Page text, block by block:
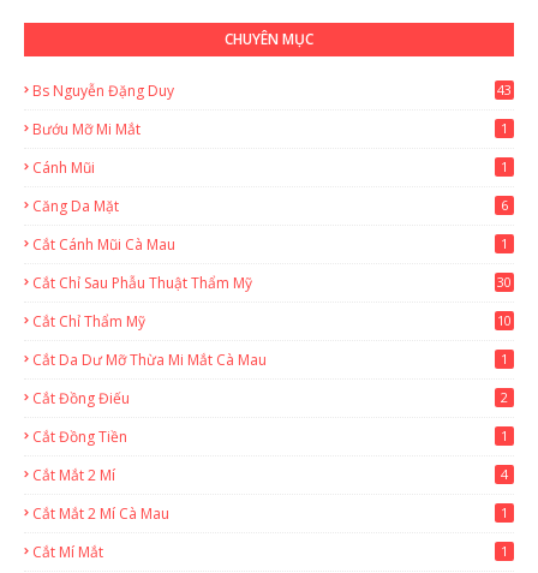
CHUYÊN MỤC
Bs Nguyễn Đặng Duy
43
Bướu Mỡ Mi Mắt 1
Cánh Mũi 1
Căng Da Mặt 6
Cắt Cánh Mũi Cà Mau 1
Cắt Chỉ Sau Phẫu Thuật Thẩm Mỹ 30
Cắt Chỉ Thẩm Mỹ 10
Cắt Da Dư Mỡ Thừa Mi Mắt Cà Mau 1
Cắt Đồng Điếu 2
Cắt Đồng Tiền 1
Cắt Mắt 2 Mí 4
Cắt Mắt 2 Mí Cà Mau 1
Cắt Mí Mắt 1